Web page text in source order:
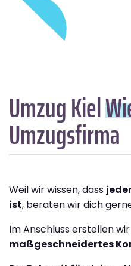
Umzug Kiel
Umzugsfirma
Weil wir wissen, dass
ist, beraten wir dich
Im Anschluss erstellen
maßgeschneidertes